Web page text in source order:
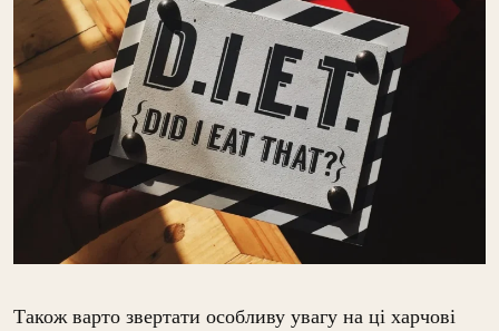
Також варто звертати особливу увагу на ці харчові